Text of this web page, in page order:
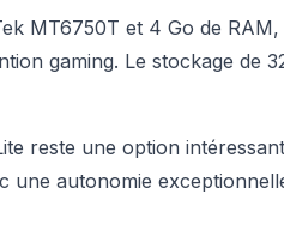
MT6750T et 4 Go de
gaming. Le stockage de
reste une option
une autonomie